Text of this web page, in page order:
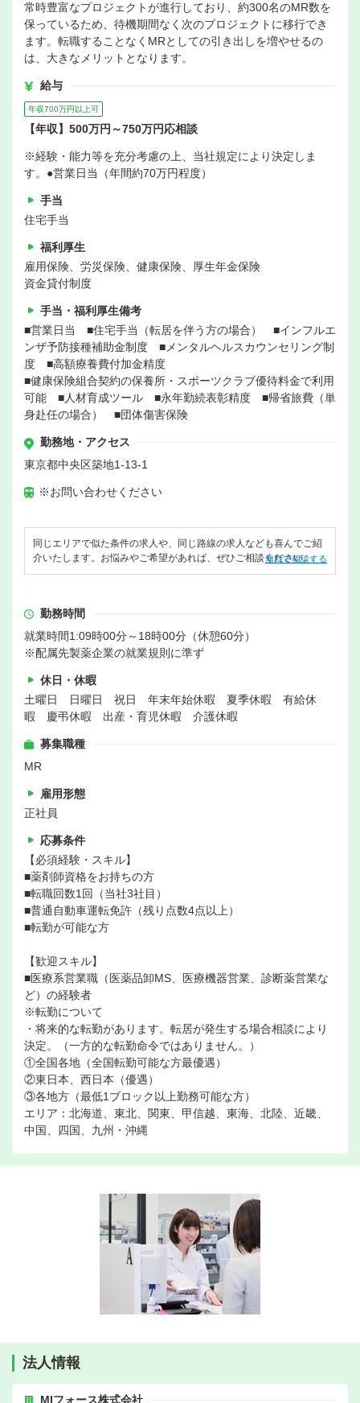
常時豊富なプロジェクトが進行しており、約300名のMR数を
保っているため、待機期間なく次のプロジェクトに移行でき
ます。転職することなくMRとしての引き出しを増やせるの
は、大きなメリットとなります。
給与
年収700万円以上可
【年収】500万円～750万円応相談
※経験・能力等を充分考慮の上、当社規定により決定しま
す。●営業日当（年間約70万円程度）
手当
住宅手当
福利厚生
雇用保険、労災保険、健康保険、厚生年金保険
資金貸付制度
手当・福利厚生備考
■営業日当 ■住宅手当（転居を伴う方の場合） ■インフルエ
ンザ予防接種補助金制度 ■メンタルヘルスカウンセリング制
度 ■高額療養費付加金精度
■健康保険組合契約の保養所・スポーツクラブ優待料金で利用
可能 ■人材育成ツール ■永年勤続表彰精度 ■帰省旅費（単
身赴任の場合） ■団体傷害保険
勤務地・アクセス
東京都中央区築地1-13-1
※お問い合わせください
同じエリアで似た条件の求人や、同じ路線の求人なども喜んでご紹
介いたします。お悩みやご希望があれば、ぜひご相談ください。
無料で相談する
勤務時間
就業時間1:09時00分～18時00分（休憩60分）
※配属先製薬企業の就業規則に準ず
休日・休暇
土曜日 日曜日 祝日 年末年始休暇 夏季休暇 有給休
暇 慶弔休暇 出産・育児休暇 介護休暇
募集職種
MR
雇用形態
正社員
応募条件
【必須経験・スキル】
■薬剤師資格をお持ちの方
■転職回数1回（当社3社目）
■普通自動車運転免許（残り点数4点以上）
■転勤が可能な方
【歓迎スキル】
■医療系営業職（医薬品卸MS、医療機器営業、診断薬営業な
ど）の経験者
※転勤について
・将来的な転勤があります。転居が発生する場合相談により
決定。（一方的な転勤命令ではありません。）
①全国各地（全国転勤可能な方最優遇）
②東日本、西日本（優遇）
③各地方（最低1ブロック以上勤務可能な方）
エリア：北海道、東北、関東、甲信越、東海、北陸、近畿、
中国、四国、九州・沖縄
法人情報
MIフォース株式会社